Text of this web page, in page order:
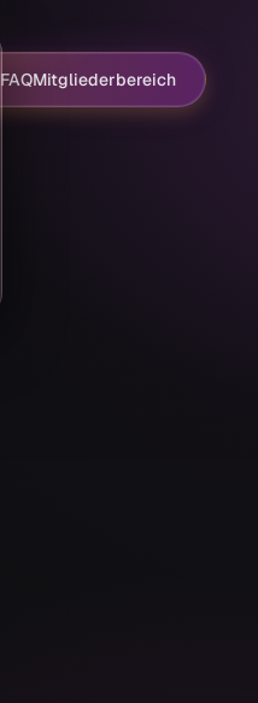
FAQMitgliederbereich